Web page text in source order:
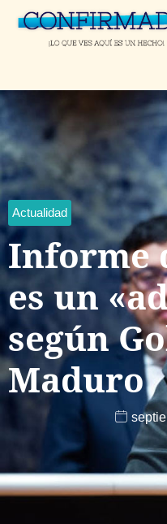
Actualidad
Informe
es un
según
Maduro